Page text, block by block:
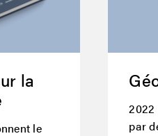
la
le
2022
par